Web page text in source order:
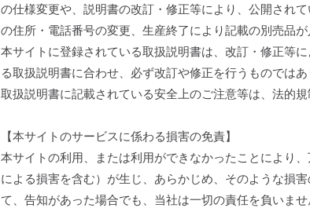
の仕様変更や、説明書の改訂・修正等により、公開され
の住所・電話番号の変更、生産終了により記載の別売品
本サイトに登録されている取扱説明書は、改訂・修正等
る取扱説明書に合わせ、必ず改訂や修正を行うものではあ
取扱説明書に記載されている安全上のご注意等は、法的
【本サイトのサービスに係わる損害の免責】
本サイトの利用、または利用ができなかったことにより
による損害を含む）が生じ、あらかじめ、そのような損
て、告知があった場合でも、当社は一切の責任を負いませ